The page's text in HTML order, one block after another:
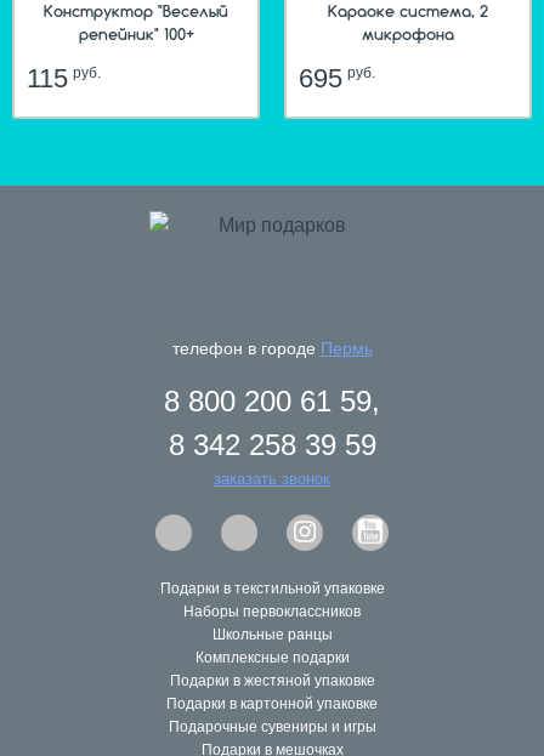
Конструктор "Веселый
репейник" 100+
115руб.
hit
Караоке система, 2
микрофона
695руб.
телефон в городе Пермь
8 800 200 61 59,
8 342 258 39 59
заказать звонок
Подарки в текстильной упаковке
Наборы первоклассников
Школьные ранцы
Комплексные подарки
Подарки в жестяной упаковке
Подарки в картонной упаковке
Подарочные сувениры и игры
Подарки в мешочках